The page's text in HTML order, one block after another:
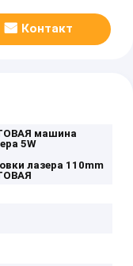
Контакт
машина
5W
лазера 110mm